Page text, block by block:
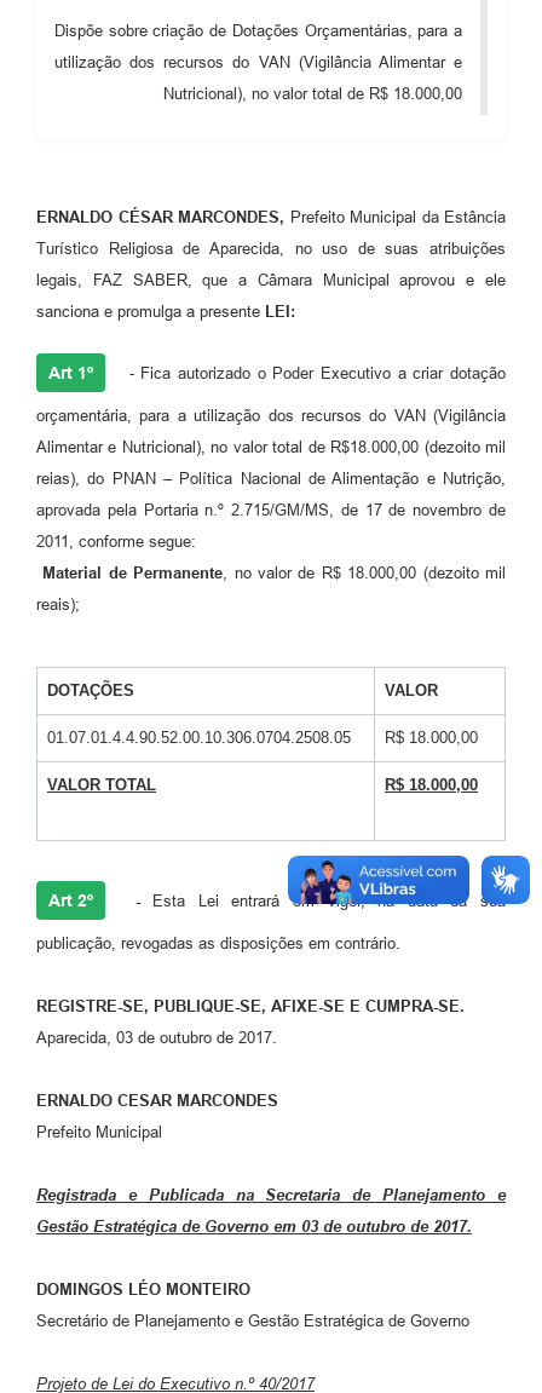
Audiências Públicas
Cemitérios
Galeria de Vídeos
Participe mais
Contas Públicas
Telefones Úteis
Agenda
Contato
FAQ
Dispõe sobre criação de Dotações Orçamentárias, para a
utilização dos recursos do VAN (Vigilância Alimentar e
Nutricional), no valor total de R$ 18.000,00
ERNALDO CÉSAR MARCONDES, Prefeito Municipal da Estância
Turístico Religiosa de Aparecida, no uso de suas atribuições
legais, FAZ SABER, que a Câmara Municipal aprovou e ele
sanciona e promulga a presente LEI:
Art 1º - Fica autorizado o Poder Executivo a criar dotação
orçamentária, para a utilização dos recursos do VAN (Vigilância
Alimentar e Nutricional), no valor total de R$18.000,00 (dezoito mil
reias), do PNAN – Política Nacional de Alimentação e Nutrição,
aprovada pela Portaria n.º 2.715/GM/MS, de 17 de novembro de
2011, conforme segue:
Material de Permanente, no valor de R$ 18.000,00 (dezoito mil
reais);
DOTAÇÕES VALOR
01.07.01.4.4.90.52.00.10.306.0704.2508.05 R$ 18.000,00
VALOR TOTAL R$ 18.000,00
Art 2º -Esta Lei entrará em vigor, na data da sua
publicação, revogadas as disposições em contrário.
REGISTRE-SE, PUBLIQUE-SE, AFIXE-SE E CUMPRA-SE.
Aparecida, 03 de outubro de 2017.
ERNALDO CESAR MARCONDES
Prefeito Municipal
Registrada e Publicada na Secretaria de Planejamento e
Gestão Estratégica de Governo em 03 de outubro de 2017.
DOMINGOS LÉO MONTEIRO
Secretário de Planejamento e Gestão Estratégica de Governo
Projeto de Lei do Executivo n.º 40/2017